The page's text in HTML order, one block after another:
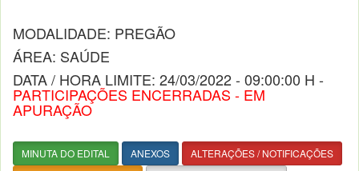
MODALIDADE: PREGÃO
ÁREA: SAÚDE
DATA / HORA LIMITE: 24/03/2022 - 09:00:00 H -
PARTICIPAÇÕES ENCERRADAS - EM
APURAÇÃO
MINUTA DO EDITAL ANEXOS
ALTERAÇÕES / NOTIFICAÇÕES